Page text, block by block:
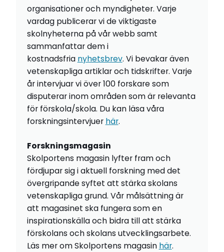
organisationer och myndigheter. Varje
vardag publicerar vi de viktigaste
skolnyheterna på vår webb samt
sammanfattar dem i
kostnadsfria nyhetsbrev. Vi bevakar även
vetenskapliga artiklar och tidskrifter. Varje
år intervjuar vi över 100 forskare som
disputerar inom områden som är relevanta
för förskola/skola. Du kan läsa våra
forskningsintervjuer här.
Forskningsmagasin
Skolportens magasin lyfter fram och
fördjupar sig i aktuell forskning med det
övergripande syftet att stärka skolans
vetenskapliga grund. Vår målsättning är
att magasinet ska fungera som en
inspirationskälla och bidra till att stärka
förskolans och skolans utvecklingsarbete.
Läs mer om Skolportens magasin här.